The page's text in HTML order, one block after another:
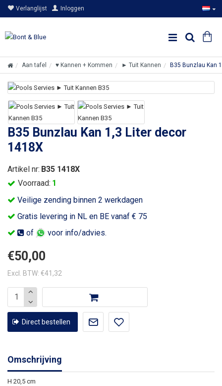
Verlanglijst Inloggen
Aan tafel ♥ Kannen + Kommen ► Tuit Kannen B35 Bunzlau Kan
B35 Bunzlau Kan 1,3 Liter decor
1418X
Veilige zending binnen 2 werkdagen
Gratis levering in NL en BE vanaf € 75
of
voor info/advies.
Voorraad: 1
Artikel nr: B35 1418X
€50,00
Excl. BTW: €41,32
Direct bestellen
Omschrijving
H 20,5 cm